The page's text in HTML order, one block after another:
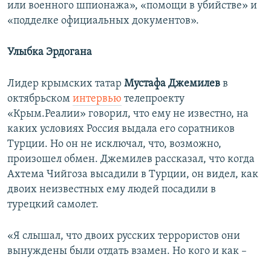
или военного шпионажа», «помощи в убийстве» и
«подделке официальных документов».
Улыбка Эрдогана
Лидер крымских татар Мустафа Джемилев в
октябрьском интервью телепроекту
«Крым.Реалии» говорил, что ему не известно, на
каких условиях Россия выдала его соратников
Турции. Но он не исключал, что, возможно,
произошел обмен. Джемилев рассказал, что когда
Ахтема Чийгоза высадили в Турции, он видел, как
двоих неизвестных ему людей посадили в
турецкий самолет.
«Я слышал, что двоих русских террористов они
вынуждены были отдать взамен. Но кого и как –